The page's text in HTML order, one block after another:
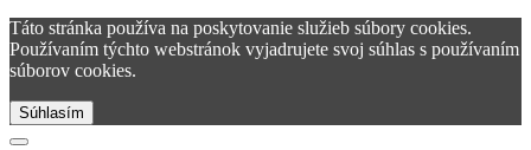
Táto stránka používa na poskytovanie služieb súbory cookies.
Používaním týchto webstránok vyjadrujete svoj súhlas s používaním
súborov cookies.
Súhlasím